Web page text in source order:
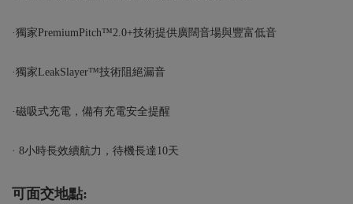
·獨家PremiumPitch™2.0+技術提供廣闊音場與豐富低音
·獨家LeakSlayer™技術阻絕漏音
·磁吸式充電，備有充電安全提醒
· 8小時長效續航力，待機長達10天
可面交地點: